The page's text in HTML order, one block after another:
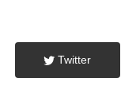
Twitter